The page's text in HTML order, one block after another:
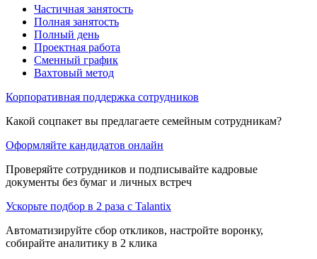
Частичная занятость
Полная занятость
Полный день
Проектная работа
Сменный график
Вахтовый метод
Корпоративная поддержка сотрудников
Какой соцпакет вы предлагаете семейным сотрудникам?
Оформляйте кандидатов онлайн
Проверяйте сотрудников и подписывайте кадровые
документы без бумаг и личных встреч
Ускорьте подбор в 2 раза с Talantix
Автоматизируйте сбор откликов, настройте воронку,
собирайте аналитику в 2 клика